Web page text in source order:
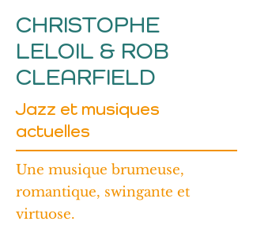
CHRISTOPHE
LELOIL & ROB
CLEARFIELD
Jazz et musiques
actuelles
Une musique brumeuse,
romantique, swingante et
virtuose.